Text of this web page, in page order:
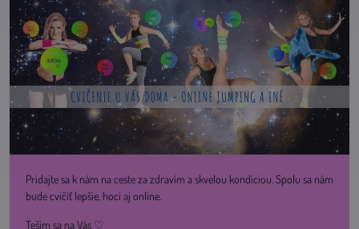
Pridajte sa k nám na ceste za zdravím a skvelou kondíciou. Spolu sa nám
bude cvičiť lepšie, hoci aj online.
Teším sa na Vás ♡